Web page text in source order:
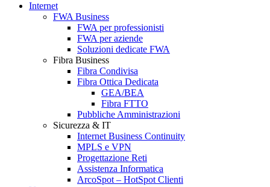
Internet
FWA Business
FWA per professionisti
FWA per aziende
Soluzioni dedicate FWA
Fibra Business
Fibra Condivisa
Fibra Ottica Dedicata
GEA/BEA
Fibra FTTO
Pubbliche Amministrazioni
Sicurezza & IT
Internet Business Continuity
MPLS e VPN
Progettazione Reti
Assistenza Informatica
ArcoSpot – HotSpot Clienti